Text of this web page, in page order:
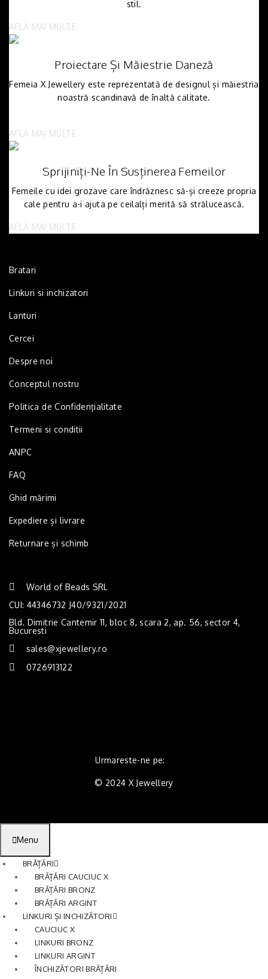
stil.
AFLĂ MAI MULTE
Proiectare Și Măiestrie Daneză
Femeia X Jewellery este reprezentată de designul și măiestria
noastră scandinavă de înaltă calitate.
AFLĂ MAI MULTE
Sprijiniți-Ne În Susținerea Femeilor
Femeile cu idei grozave care îndrăznesc să-și creeze propria
cale pentru a-i ajuta pe ceilalți merită să strălucească.
AFLĂ MAI MULTE
Bratari
Linkuri si inchizatori
Lanturi
Cercei
Despre noi
Conceptul nostru
Politica de Confidențialitate
Termeni si conditii
ANPC
FAQ
Ghid mărimi
Expediere și livrare
Returnare și schimb
World of Beads SRL
CUI: 44346732 J40/9321/2021
Bld. Dimitrie Cantemir 11, bloc 8, scara 2, ap. 56, sector 4,
Bucuresti
sales@xjewellery.ro
0726913122
Urmareste-ne pe:
© 2024 X Jewellery
Menu
BRĂȚĂRI
BRĂȚĂRI CAUCIUC X
BRĂȚĂRI BRONZ
BRĂȚĂRI ARGINT
LINKURI ȘI INCHIZĂTORI
CAUCIUC X
LINKURI BRONZ
LINKURI ARGINT
ÎNCHIZĂTORI BRĂȚĂRI